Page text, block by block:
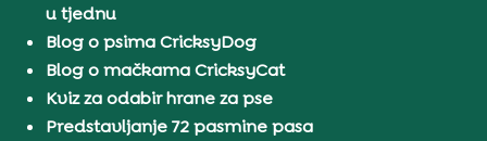
u tjednu
Blog o psima CricksyDog
Blog o mačkama CricksyCat
Kviz za odabir hrane za pse
Predstavljanje 72 pasmine pasa